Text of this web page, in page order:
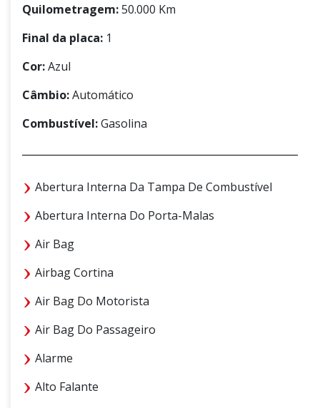
Quilometragem:50.000 Km
Final da placa: 1
Cor:Azul
Câmbio:Automático
Combustível:Gasolina
Abertura Interna Da Tampa De Combustível
Abertura Interna Do Porta-Malas
Air Bag
Airbag Cortina
Air Bag Do Motorista
Air Bag Do Passageiro
Alarme
Alto Falante